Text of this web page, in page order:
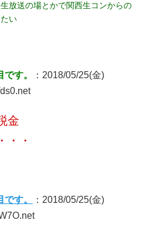
放送の場とかで関西生コンからの
い
す。
：2018/05/25(金)
金
・・
す。
：2018/05/25(金)